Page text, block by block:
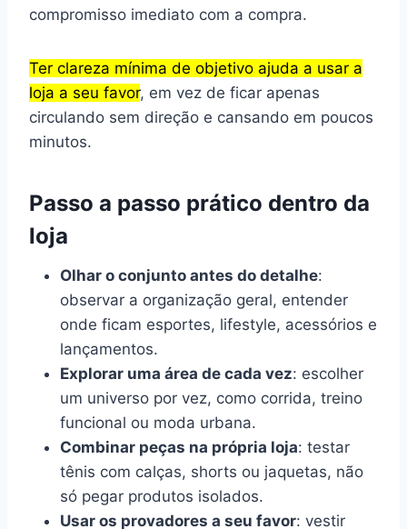
compromisso imediato com a compra.
Ter clareza mínima de objetivo ajuda a usar a
loja a seu favor, em vez de ficar apenas
circulando sem direção e cansando em poucos
minutos.
Passo a passo prático dentro da
loja
Olhar o conjunto antes do detalhe:
observar a organização geral, entender
onde ficam esportes, lifestyle, acessórios e
lançamentos.
Explorar uma área de cada vez: escolher
um universo por vez, como corrida, treino
funcional ou moda urbana.
Combinar peças na própria loja: testar
tênis com calças, shorts ou jaquetas, não
só pegar produtos isolados.
Usar os provadores a seu favor: vestir